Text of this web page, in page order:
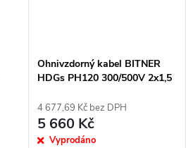
Ohnivzdorný kabel BITNER
HDGs PH120 300/500V 2x1,5
4 677,69 Kč bez DPH
5 660 Kč
Vyprodáno